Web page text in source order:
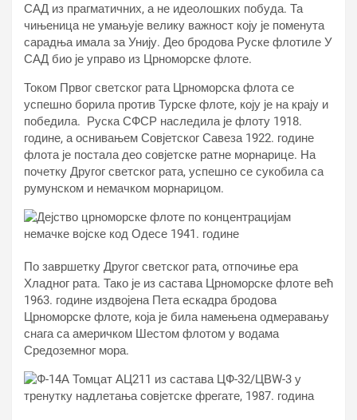
САД из прагматичних, а не идеолошких побуда. Та
чињеница не умањује велику важност коју је поменута
сарадња имала за Унију. Део бродова Руске флотиле У
САД био је управо из Црноморске флоте.
Током Првог светског рата Црноморска флота се
успешно борила против Турске флоте, коју је на крају и
победила. Руска СФСР наследила је флоту 1918.
године, а оснивањем Совјетског Савеза 1922. године
флота је постала део совјетске ратне морнарице. На
почетку Другог светског рата, успешно се сукобила са
румунском и немачком морнарицом.
По завршетку Другог светског рата, отпочиње ера
Хладног рата. Тако је из састава Црноморске флоте већ
1963. године издвојена Пета ескадра бродова
Црноморске флоте, која је била намењена одмеравању
снага са америчком Шестом флотом у водама
Средоземног мора.